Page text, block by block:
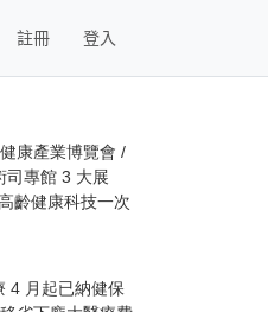
註冊 登入